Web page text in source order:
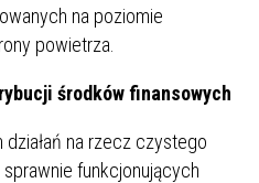
na poziomie
powietrza.
środków finansowych
na rzecz czystego
funkcjonujących